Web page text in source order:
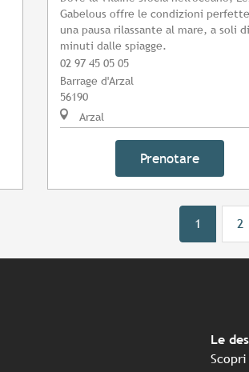
Gabelous offre le condizioni
una pausa rilassante al mare, a soli
minuti dalle spiagge.
02 97 45 05 05
Barrage d'Arzal
56190
Arzal
Prenotare
1 2
Le